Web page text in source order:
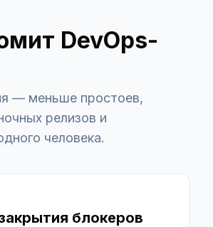
DevOps-
— меньше простоев,
релизов и
человека.
блокеров